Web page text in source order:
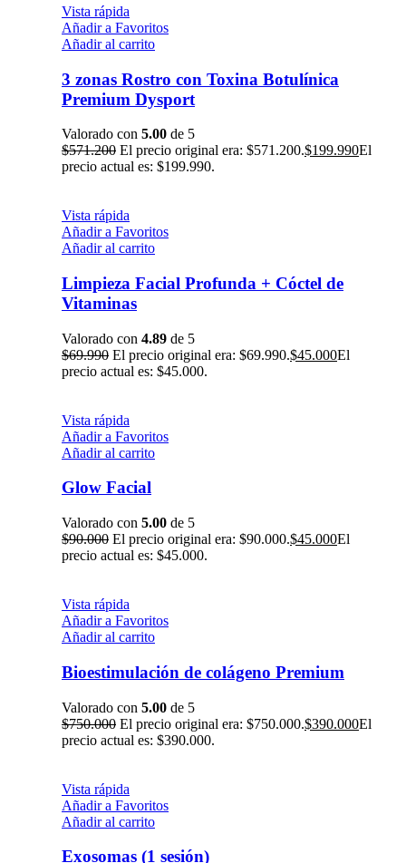
Vista rápida
Añadir a Favoritos
Añadir al carrito
3 zonas Rostro con Toxina Botulínica
Premium Dysport
Valorado con 5.00 de 5
$571.200 El precio original era: $571.200.$199.990El
precio actual es: $199.990.
Vista rápida
Añadir a Favoritos
Añadir al carrito
Limpieza Facial Profunda + Cóctel de
Vitaminas
Valorado con 4.89 de 5
$69.990 El precio original era: $69.990.$45.000El
precio actual es: $45.000.
Vista rápida
Añadir a Favoritos
Añadir al carrito
Glow Facial
Valorado con 5.00 de 5
$90.000 El precio original era: $90.000.$45.000El
precio actual es: $45.000.
Vista rápida
Añadir a Favoritos
Añadir al carrito
Bioestimulación de colágeno Premium
Valorado con 5.00 de 5
$750.000 El precio original era: $750.000.$390.000El
precio actual es: $390.000.
Vista rápida
Añadir a Favoritos
Añadir al carrito
Exosomas (1 sesión)